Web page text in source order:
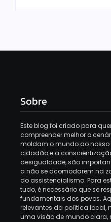
Sobre
Este blog foi criado para
compreender melhor o
moldam o mundo ao nosso
cidadão e a
desigualdade, são
a não se acomodarem na
do assistencialismo. Para
tudo, é necessário que se
fundamentais dos povos.
relevantes da política local,
uma visão de mundo clara,